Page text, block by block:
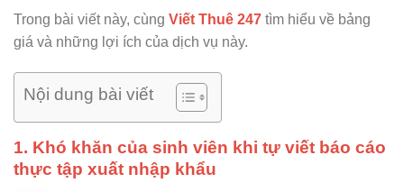
Trong bài viết này, cùng Viết Thuê 247 tìm hiểu về bảng
giá và những lợi ích của dịch vụ này.
Nội dung bài viết
1. Khó khăn của sinh viên khi tự viết báo cáo
thực tập xuất nhập khẩu